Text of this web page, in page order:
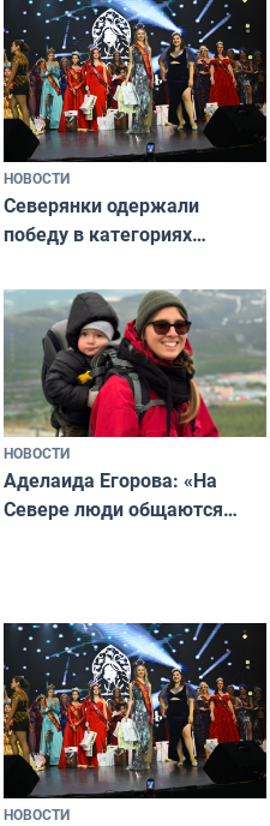
НОВОСТИ
Северянки одержали
победу в категориях
«Мисс и Миссис Великая
Русь»
НОВОСТИ
Аделаида Егорова: «На
Севере люди общаются
НОВОСТИ